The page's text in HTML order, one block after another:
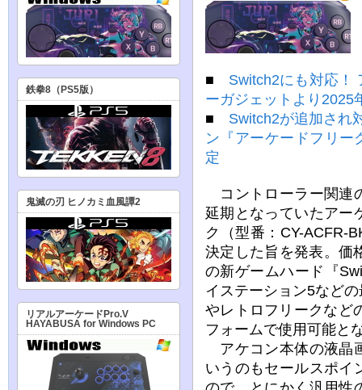
■ Switch2にも対応！
ーガジェットより2025
■ Switch2が追加され
ン『アーケードフリー
定
コントローラー関連
延期となっていたアー
ク（型番：CY-ACFR-
決定した旨を発表。価
の新ゲームハード『
イステーション5など
やレトロフリークなど
フォームで使用可能と
アケコン本体の液晶
いうのもセールスポイ
鉄拳8（PS5版）
鬼滅の刃 ヒノカミ血風譚2
リアルアーケードPro.V
HAYABUSA for Windows PC